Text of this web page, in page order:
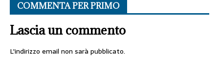
COMMENTA PER PRIMO
Lascia un commento
L'indirizzo email non sarà pubblicato.